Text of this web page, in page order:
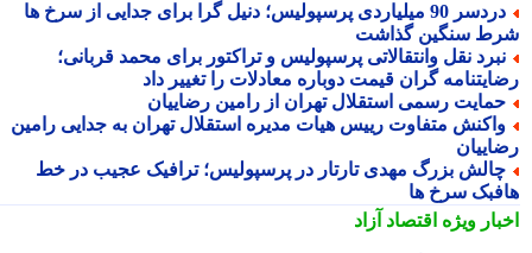
دردسر 90 میلیاردی پرسپولیس؛ دنیل گرا برای جدایی از سرخ ها
سنگین گذاشت
نقل وانتقالاتی پرسپولیس و تراکتور برای محمد قربانی؛
گران قیمت دوباره معادلات را تغییر داد
رسمی استقلال تهران از رامین رضاییان
متفاوت رییس هیات مدیره استقلال تهران به جدایی رامین
بزرگ مهدی تارتار در پرسپولیس؛ ترافیک عجیب در خط
سرخ ها
ویژهاقتصاد آزاد